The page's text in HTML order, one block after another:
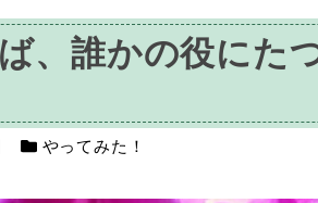
、誰かの役にた
カテゴリー
やってみた！